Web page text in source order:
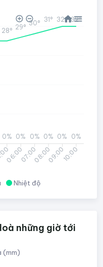
Nhiệt độ
06:0007:0008:0009:0010:00
0% 0% 0% 0% 0% 0%
28° 29° 30° 31° 32° 32°
những giờ tới
(mm)